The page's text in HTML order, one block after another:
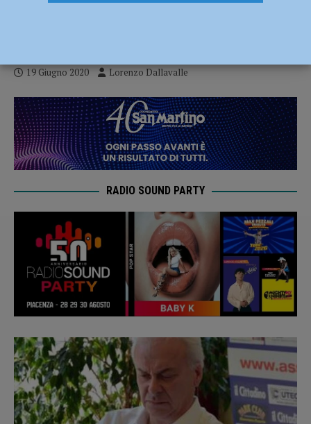
19 Giugno 2020 Lorenzo Dallavalle
RADIO SOUND PARTY